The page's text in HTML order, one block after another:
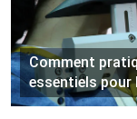
Comment
essentiels pour